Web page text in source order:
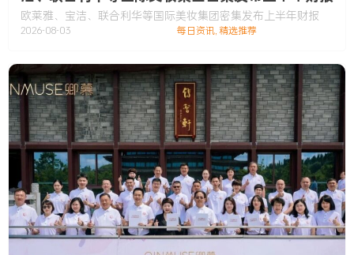
欧莱雅、宝洁、联合利华等国际美妆集团密集发布上半年财报
2026-08-03 每日资讯,精选推荐